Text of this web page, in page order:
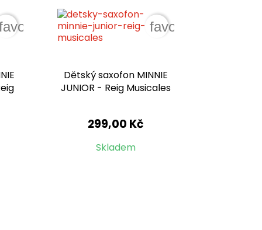
Dětský saxofon MINNIE
JUNIOR - Reig Musicales
299,00 Kč
Skladem
favorite_border